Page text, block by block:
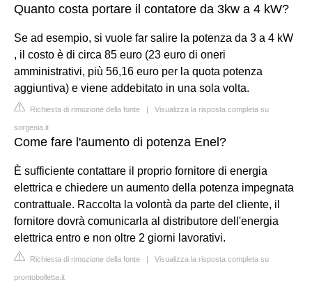
Quanto costa portare il contatore da 3kw a 4 kW?
Se ad esempio, si vuole far salire la potenza da 3 a 4 kW
, il costo è di circa 85 euro (23 euro di oneri
amministrativi, più 56,16 euro per la quota potenza
aggiuntiva) e viene addebitato in una sola volta.
Richiesta di rimozione della fonte | Visualizza la risposta completa su
sorgenia.it
Come fare l'aumento di potenza Enel?
È sufficiente contattare il proprio fornitore di energia
elettrica e chiedere un aumento della potenza impegnata
contrattuale. Raccolta la volontà da parte del cliente, il
fornitore dovrà comunicarla al distributore dell'energia
elettrica entro e non oltre 2 giorni lavorativi.
Richiesta di rimozione della fonte | Visualizza la risposta completa su
prontobolletta.it